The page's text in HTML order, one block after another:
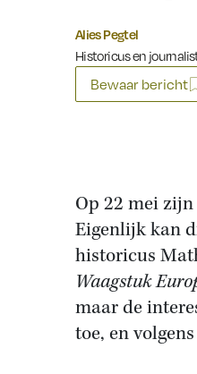
Alies Pegtel
Historicus en
Bewaar bericht
Op 22 mei
Eigenlijk kan
historicus
Waagstuk
maar de
toe, en